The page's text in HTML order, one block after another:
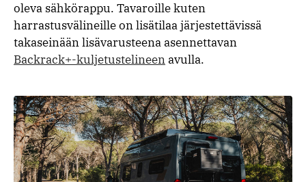
oleva sähkörappu. Tavaroille kuten
harrastusvälineille on lisätilaa järjestettävissä
takaseinään lisävarusteena asennettavan
Backrack+-kuljetustelineenavulla.